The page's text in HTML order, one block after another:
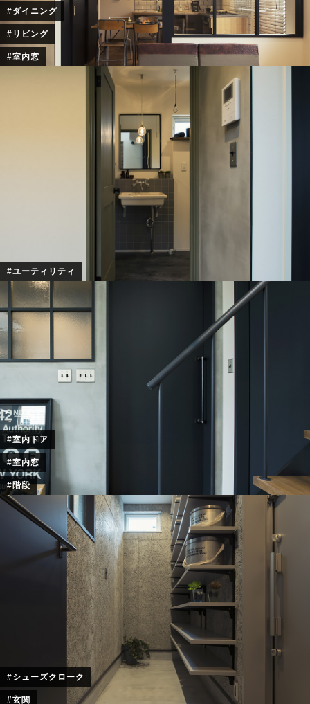
#ダイニング
#リビング
#室内窓
#ユーティリティ
#室内ドア
#室内窓
#階段
#シューズクローク
#玄関